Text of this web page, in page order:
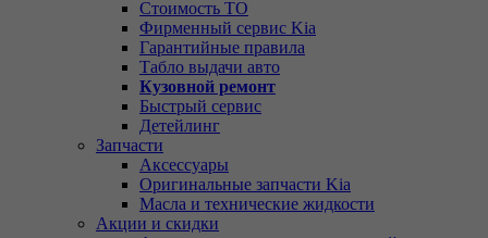
Стоимость ТО
Фирменный сервис Kia
Гарантийные правила
Табло выдачи авто
Кузовной ремонт
Быстрый сервис
Детейлинг
Запчасти
Аксессуары
Оригинальные запчасти Kia
Масла и технические жидкости
Акции и скидки